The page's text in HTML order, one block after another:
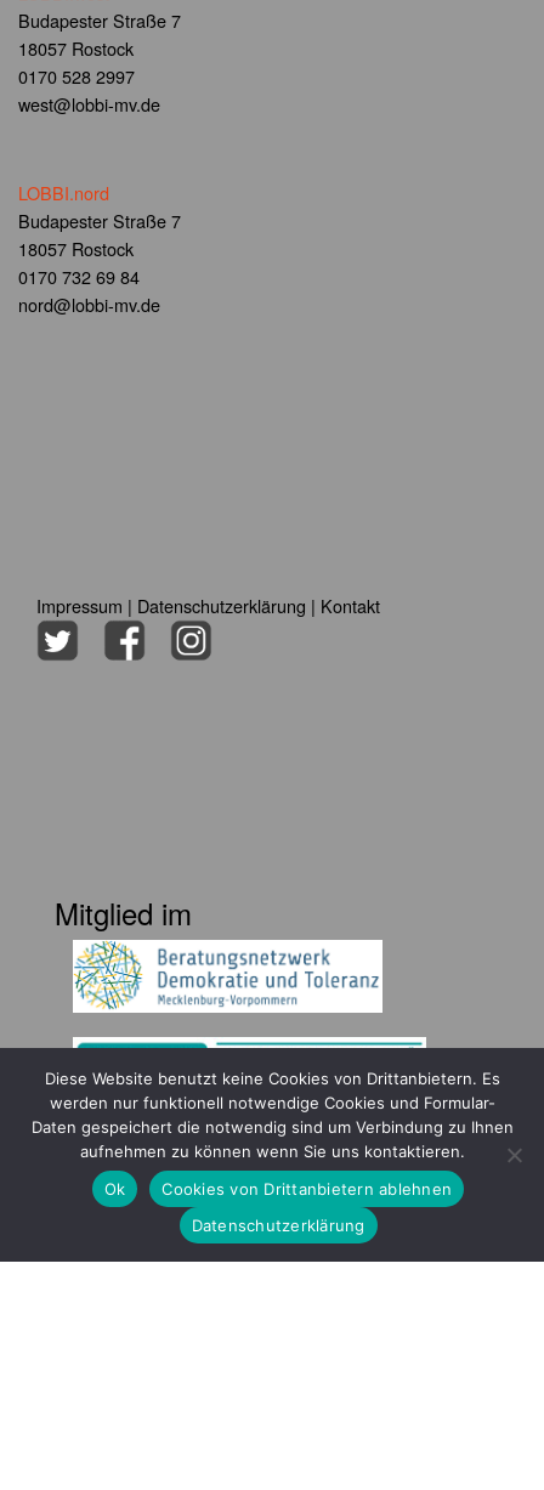
Budapester Straße 7
18057 Rostock
0170 528 2997
west@lobbi-mv.de
LOBBI.nord
Budapester Straße 7
18057 Rostock
0170 732 69 84
nord@lobbi-mv.de
Impressum | Datenschutzerklärung | Kontakt
Mitglied im
Gefördert durch
Diese Website benutzt keine Cookies von Drittanbietern. Es
werden nur funktionell notwendige Cookies und Formular-
Daten gespeichert die notwendig sind um Verbindung zu Ihnen
aufnehmen zu können wenn Sie uns kontaktieren.
Ok
Cookies von Drittanbietern ablehnen
Datenschutzerklärung